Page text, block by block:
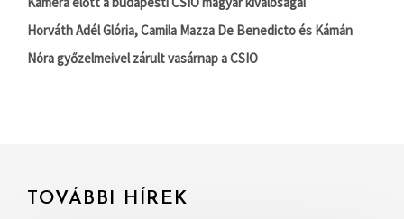
Horváth Adél Glória, Camila Mazza De Benedicto és Kámán
Nóra győzelmeivel zárult vasárnap a CSIO
TOVÁBBI HÍREK